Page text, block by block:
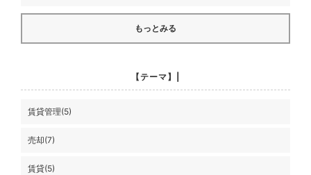
もっとみる
【テーマ】|
賃貸管理(5)
売却(7)
賃貸(5)